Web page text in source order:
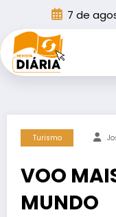
conteúdo
7 de
Turismo
VOO
MUNDO